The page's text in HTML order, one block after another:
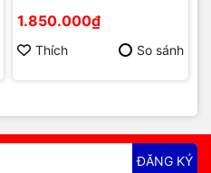
1.850.000₫
Thích So sánh
ĐĂNG KÝ